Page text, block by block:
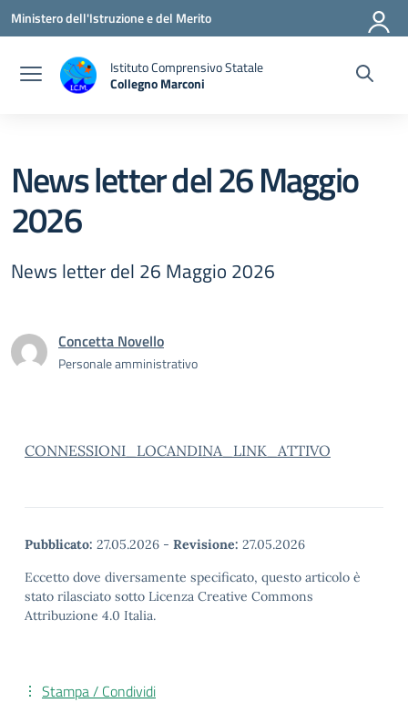
Vai ai contenuti
Vai al menu di navigazione
Vai al footer
Ministero dell'Istruzione e del Merito
Istituto Comprensivo Statale
Collegno Marconi
News letter del 26 Maggio
2026
News letter del 26 Maggio 2026
Concetta Novello
Personale amministrativo
CONNESSIONI_LOCANDINA_LINK_ATTIVO
Pubblicato: 27.05.2026 - Revisione: 27.05.2026
Eccetto dove diversamente specificato, questo articolo è
stato rilasciato sotto Licenza Creative Commons
Attribuzione 4.0 Italia.
Stampa / Condividi